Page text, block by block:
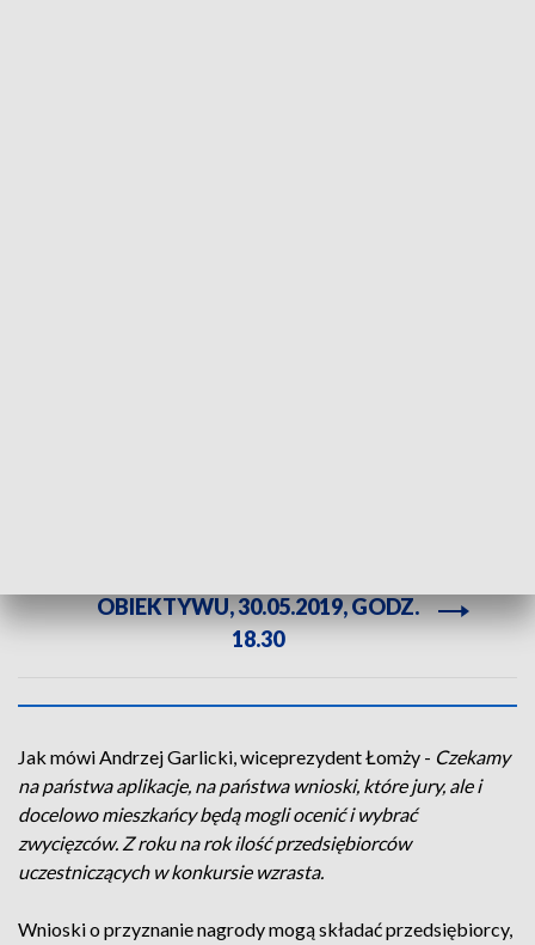
OBIEKTYWU, 30.05.2019, GODZ.
18.30
Jak mówi Andrzej Garlicki, wiceprezydent Łomży - Czekamy
na państwa aplikacje, na państwa wnioski, które jury, ale i
docelowo mieszkańcy będą mogli ocenić i wybrać
zwycięzców. Z roku na rok ilość przedsiębiorców
uczestniczących w konkursie wzrasta.
Wnioski o przyznanie nagrody mogą składać przedsiębiorcy,